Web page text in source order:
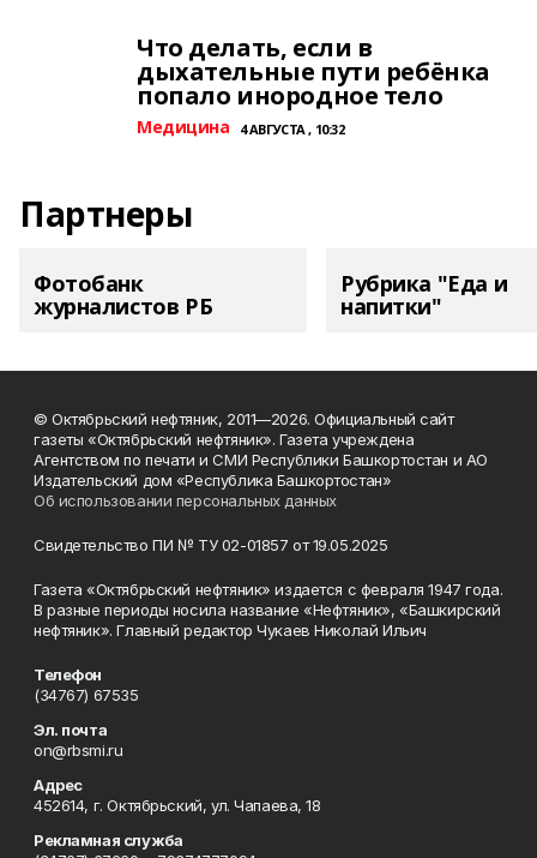
Что делать, если в
дыхательные пути ребёнка
попало инородное тело
Медицина 4 АВГУСТА , 10:32
Партнеры
Фотобанк
журналистов РБ
Рубрика "Еда и
напитки"
© Октябрьский нефтяник, 2011—2026. Официальный сайт
газеты «Октябрьский нефтяник». Газета учреждена
Агентством по печати и СМИ Республики Башкортостан и АО
Издательский дом «Республика Башкортостан»
Об использовании персональных данных
Свидетельство ПИ № ТУ 02-01857 от 19.05.2025
Газета «Октябрьский нефтяник» издается с февраля 1947 года.
В разные периоды носила название «Нефтяник», «Башкирский
нефтяник». Главный редактор Чукаев Николай Ильич
Телефон
(34767) 67535
Эл. почта
on@rbsmi.ru
Адрес
452614, г. Октябрьский, ул. Чапаева, 18
Рекламная служба